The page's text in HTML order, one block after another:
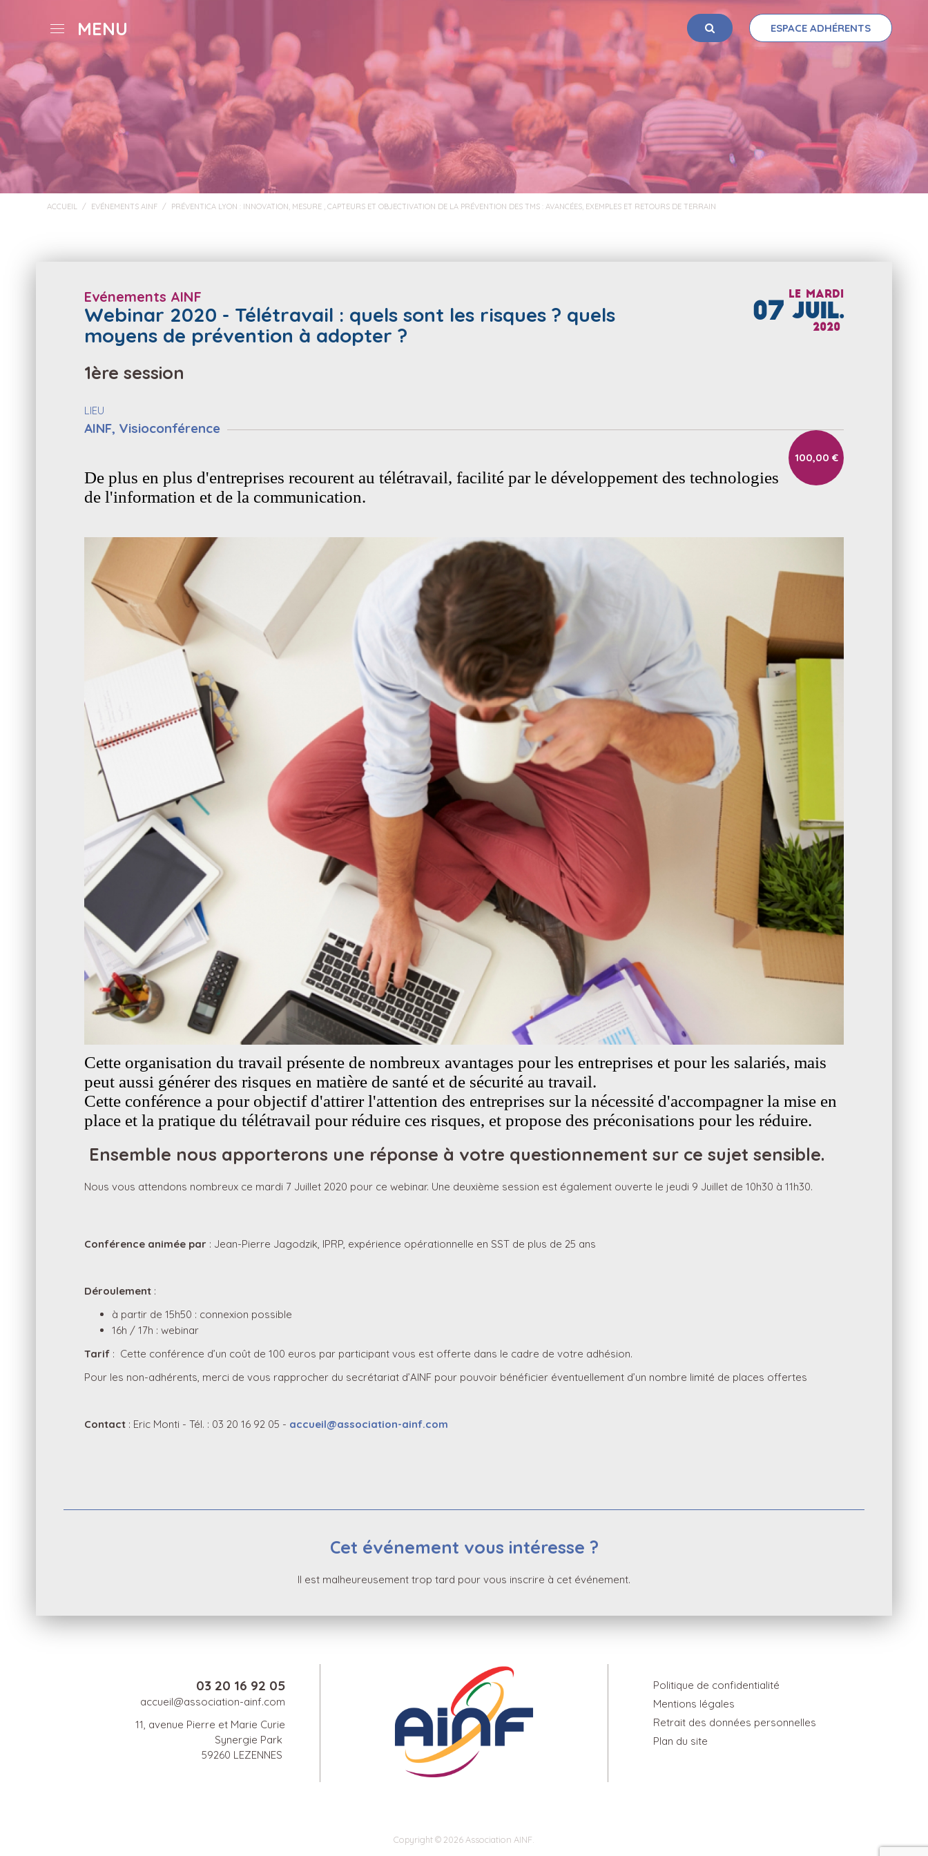
MENU OK
ESPACE ADHÉRENTS
ACCUEIL / EVÉNEMENTS AINF / PRÉVENTICA LYON : INNOVATION, MESURE , CAPTEURS ET OBJECTIVATION DE LA PRÉVENTION DES TMS : AVANCÉES, EXEMPLES ET RETOURS DE TERRAIN
Evénements AINF
Webinar 2020 - Télétravail : quels sont les risques ? quels
moyens de prévention à adopter ?
1ère session
Le mardi
07 JUIL.
2020
LIEU
AINF, Visioconférence
100,00 €
De plus en plus d'entreprises recourent au télétravail, facilité par le développement des technologies
de l'information et de la communication.
Cette organisation du travail présente de nombreux avantages pour les entreprises et pour les salariés, mais
peut aussi générer des risques en matière de santé et de sécurité au travail.
Cette conférence a pour objectif d'attirer l'attention des entreprises sur la nécessité d'accompagner la mise en
place et la pratique du télétravail pour réduire ces risques, et propose des préconisations pour les réduire.
Ensemble nous apporterons une réponse à votre questionnement sur ce sujet sensible.
Nous vous attendons nombreux ce mardi 7 Juillet 2020 pour ce webinar. Une deuxième session est également ouverte le jeudi 9 Juillet de 10h30 à 11h30.
Conférence animée par : Jean-Pierre Jagodzik, IPRP, expérience opérationnelle en SST de plus de 25 ans
Déroulement :
à partir de 15h50 : connexion possible
16h / 17h : webinar
Tarif : Cette conférence d’un coût de 100 euros par participant vous est offerte dans le cadre de votre adhésion.
Pour les non-adhérents, merci de vous rapprocher du secrétariat d’AINF pour pouvoir bénéficier éventuellement d’un nombre limité de places offertes
Contact : Eric Monti - Tél. : 03 20 16 92 05 - accueil@association-ainf.com
Cet événement vous intéresse ?
Il est malheureusement trop tard pour vous inscrire à cet événement.
03 20 16 92 05
accueil@association-ainf.com
11, avenue Pierre et Marie Curie
Synergie Park
59260 LEZENNES
Politique de confidentialité
Mentions légales
Retrait des données personnelles
Plan du site
Copyright © 2026 Association AINF.